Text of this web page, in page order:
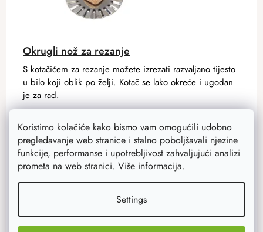
Koristimo kolačiće kako bismo vam omogućili udobno
pregledavanje web stranice i stalno poboljšavali njezine
funkcije, performanse i upotrebljivost zahvaljujući analizi
prometa na web stranici. Više informacija.
Settings
Okrugli nož za rezanje
2,30 €
2,90 €
Na zalihi 36 kom
ADD TO CART
S kotačićem za rezanje možete izrezati razvaljano tijesto
u bilo koji oblik po želji. Kotač se lako okreće i ugodan
je za rad.